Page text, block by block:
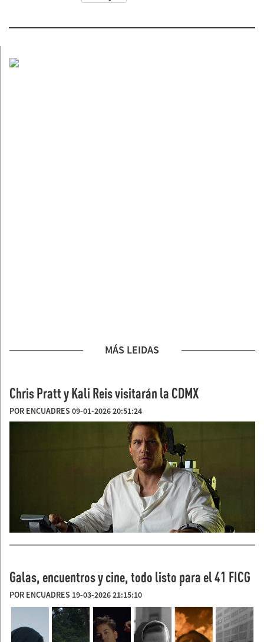
MÁS LEIDAS
Chris Pratt y Kali Reis visitarán la CDMX
POR ENCUADRES 09-01-2026 20:51:24
Galas, encuentros y cine, todo listo para el 41 FICG
POR ENCUADRES 19-03-2026 21:15:10